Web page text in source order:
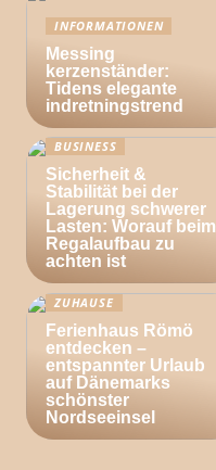
INFORMATIONEN
Messing
kerzenständer:
Tidens elegante
indretningstrend
BUSINESS
Sicherheit &
Stabilität bei der
Lagerung schwerer
Lasten: Worauf beim
Regalaufbau zu
achten ist
ZUHAUSE
Ferienhaus Römö
entdecken –
entspannter Urlaub
auf Dänemarks
schönster
Nordseeinsel